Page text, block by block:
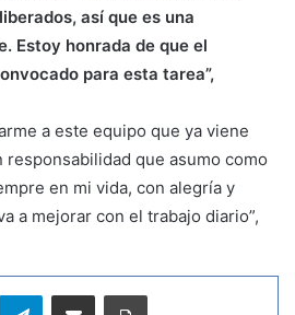
así que es una
Estoy honrada de que el
para esta tarea”,
a este equipo que ya viene
responsabilidad que asumo como
en mi vida, con alegría y
a mejorar con el trabajo diario”,
Telegram